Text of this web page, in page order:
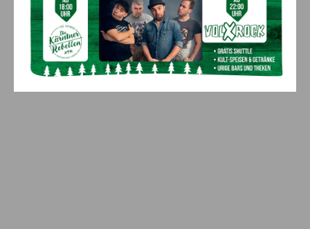
Aktuell 8. August 2026
Anzeige